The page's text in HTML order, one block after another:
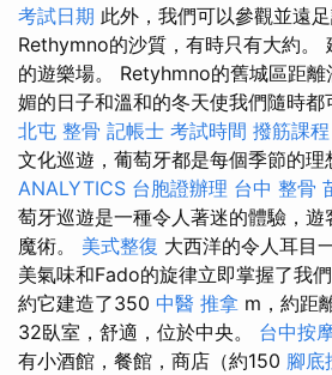
考試日期 此外，我們可以參觀並遠足
Rethymno的沙質，有時只有大約。
的遊樂場。 Retyhmno的舊城區距
媚的日子和溫和的冬天使我們隨時都
北屯 整骨 記帳士 考試時間 撥筋課程
文化巡遊，葡萄牙都是每個季節的理
ANALYTICS 台胞證辦理 台中 整骨
萄牙巡遊是一種令人著迷的體驗，
魔術。 美式整復 大西洋的令人耳目
美氣味和Fado的旋律立即掌握了我
約它建造了350 中醫 推拿 m，約距
32臥室，舒適，位於中央。 台中按
有小酒館，餐館，商店（約150 腳底